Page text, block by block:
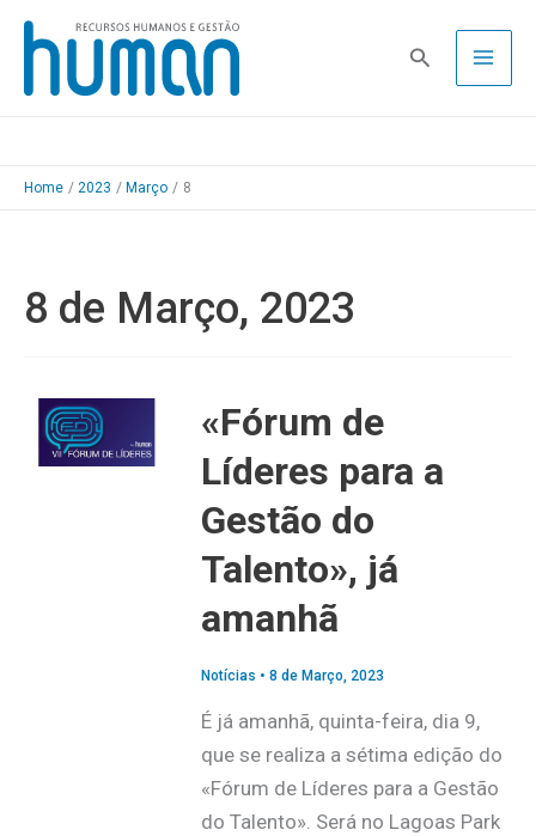
Skip
content
Pesquisa
Home 2023 Março 8
8 de Março, 2023
«Fórum de
Líderes para a
Gestão do
Talento», já
amanhã
Notícias • 8 de Março, 2023
É já amanhã, quinta-feira, dia 9,
que se realiza a sétima edição do
«Fórum de Líderes para a Gestão
do Talento». Será no Lagoas Park